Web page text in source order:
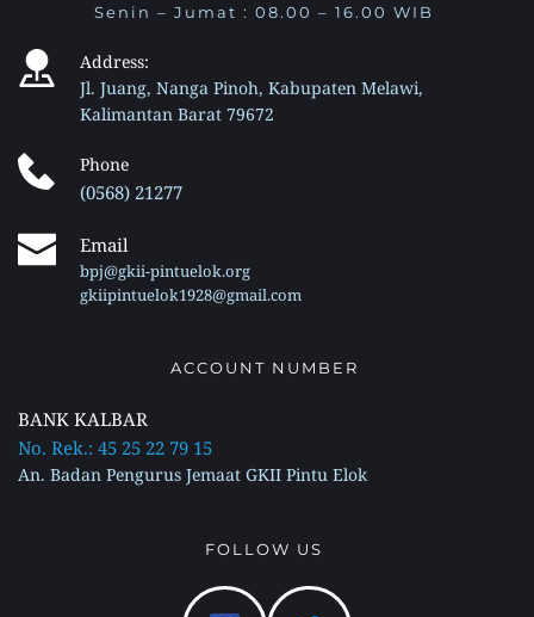
Senin – Jumat : 08.00 – 16.00 WIB
Address:
Jl. Juang, Nanga Pinoh, Kabupaten Melawi,
Kalimantan Barat 79672
Phone
(0568) 21277
Email
bpj@gkii-pintuelok.org
gkiipintuelok1928@gmail.com
ACCOUNT NUMBER
BANK KALBAR
No. Rek.: 45 25 22 79 15
An. Badan Pengurus Jemaat GKII Pintu Elok
FOLLOW US